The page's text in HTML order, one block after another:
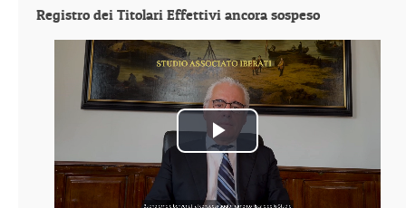
Registro dei Titolari Effettivi ancora sospeso
Play
Video